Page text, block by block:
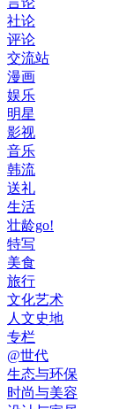
社论
评论
交流站
漫画
娱乐
明星
影视
音乐
韩流
送礼
生活
壮龄go!
特写
美食
旅行
文化艺术
人文史地
专栏
@世代
生态与环保
时尚与美容